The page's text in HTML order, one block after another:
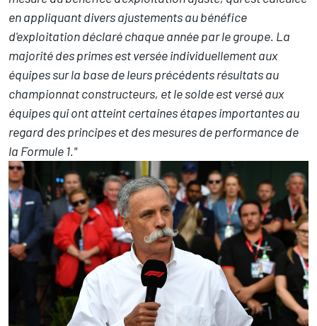
en appliquant divers ajustements au bénéfice
d'exploitation déclaré chaque année par le groupe. La
majorité des primes est versée individuellement aux
équipes sur la base de leurs précédents résultats au
championnat constructeurs, et le solde est versé aux
équipes qui ont atteint certaines étapes importantes au
regard des principes et des mesures de performance de
la Formule 1."